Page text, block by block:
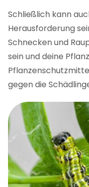
Schließlich kann
Herausforderung
Schnecken und
sein und deine
gegen die